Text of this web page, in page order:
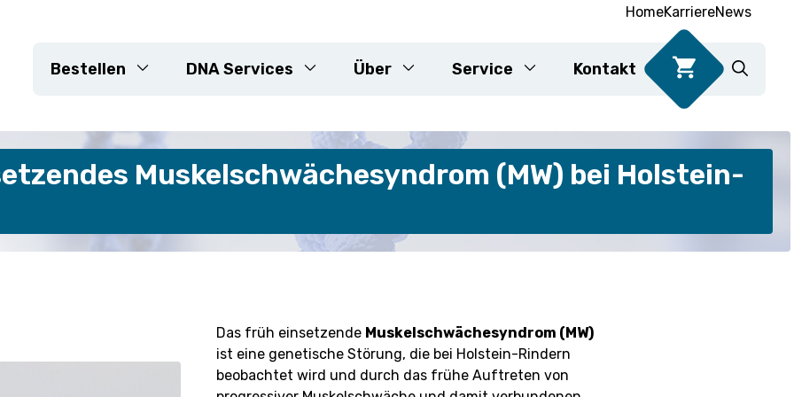
HomeKarriereNews
Bestellen DNA Services
DNA-Extraktion
Genotypisierungs-Arrays
Sequenzierung
Reinheitsüberprüfung
Maßgeschneiderte Projekte
DNA-Tests für Lebensmittel
Über Service Kontakt
Muskelschwächesyndrom (MW) bei Holstein-
Das früh einsetzende Muskelschwächesyndrom (MW)
ist eine genetische Störung, die bei Holstein-Rindern
beobachtet wird und durch das frühe Auftreten von